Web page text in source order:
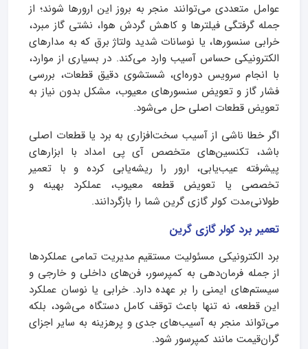
عوامل متعددی می‌توانند منجر به بروز این ارورها شوند؛ از
جمله گرفتگی فیلترها و کاهش گردش هوا، نشتی گاز مبرد،
خرابی سنسورها، یا نوسانات شدید ولتاژ برق که به مدارهای
الکترونیکی حساس آسیب وارد می‌کند. در بسیاری از موارد،
با انجام سرویس دوره‌ای، شستشوی دقیق قطعات، بررسی
فشار گاز و تعویض سنسورهای معیوب، مشکل بدون نیاز به
تعویض قطعات اصلی حل می‌شود.
اگر خطا ناشی از آسیب سخت‌افزاری به برد یا قطعات اصلی
باشد، تکنسین‌های متخصص آی پی امداد با ابزارهای
پیشرفته عیب‌یابی، ارور را ریشه‌یابی کرده و با تعمیر
تخصصی یا تعویض قطعه معیوب، عملکرد بهینه و
طولانی‌مدت کولر گازی گرین شما را بازگردانند.
تعمیر برد کولر گازی گرین
برد الکترونیکی مسئولیت مستقیم مدیریت تمامی عملکردها
از جمله فرمان‌دهی به کمپرسور، فن‌های داخلی و خارجی و
سیستم‌های ایمنی را بر عهده دارد. خرابی یا نوسان عملکرد
این قطعه، نه تنها باعث توقف کامل دستگاه می‌شود، بلکه
می‌تواند منجر به آسیب‌های جدی و پرهزینه به سایر اجزای
گران‌قیمت مانند کمپرسور شود.